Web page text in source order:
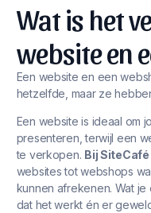
Wat is het
website en
Een website en een
hetzelfde, maar ze
Een website is ideaal om
presenteren, terwijl een
te verkopen. Bij
websites tot webshops
kunnen afrekenen. Wat
dat het werkt én er